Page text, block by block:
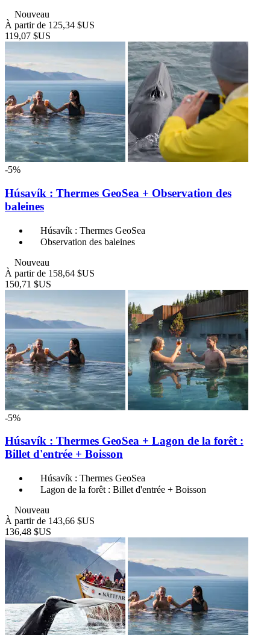
Nouveau
À partir de 125,34 $US
119,07 $US
-5%
Húsavík : Thermes GeoSea + Observation des
baleines
Húsavík : Thermes GeoSea
Observation des baleines
Nouveau
À partir de 158,64 $US
150,71 $US
-5%
Húsavík : Thermes GeoSea + Lagon de la forêt :
Billet d'entrée + Boisson
Húsavík : Thermes GeoSea
Lagon de la forêt : Billet d'entrée + Boisson
Nouveau
À partir de 143,66 $US
136,48 $US